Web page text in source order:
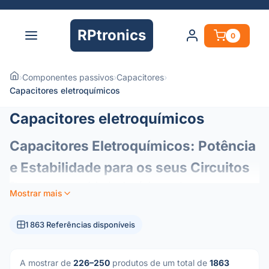
RPtronics 0
›Componentes passivos›Capacitores›
Capacitores eletroquímicos
Capacitores eletroquímicos
Capacitores Eletroquímicos: Potência
e Estabilidade para os seus Circuitos
condensadores eletroquímicos (ou eletrolíticos)
circuitos. Concebidos para oferecer uma elevada
componentes preferenciais para a gestão de energia e
Mostrar mais
1 863 Referências disponíveis
A mostrar de 226–250 produtos de um total de 1863